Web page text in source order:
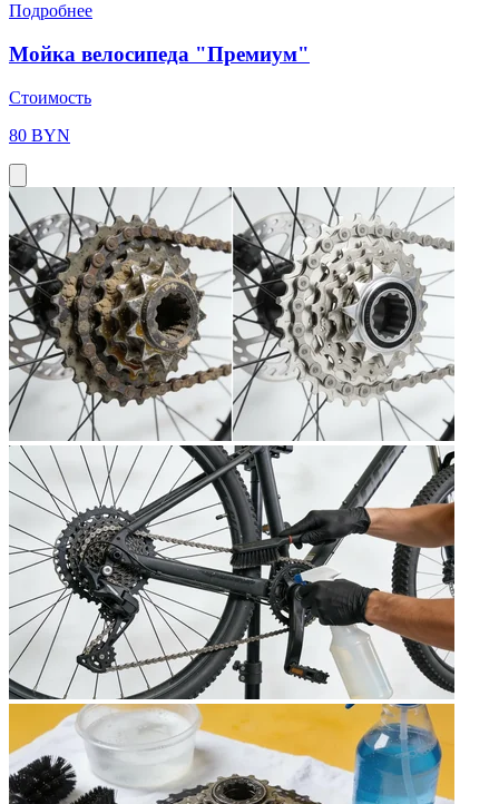
Подробнее
Мойка велосипеда "Премиум"
Стоимость
80 BYN